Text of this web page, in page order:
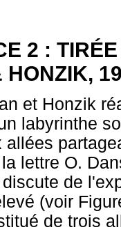
2 :
HONZIK,
et Honzik
labyrinthe
allées
lettre O.
de
(voir
de trois